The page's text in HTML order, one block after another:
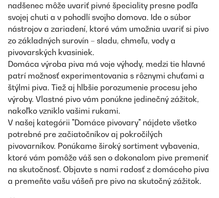
nadšenec môže uvariť pivné špeciality presne podľa
svojej chuti a v pohodlí svojho domova. Ide o súbor
nástrojov a zariadení, ktoré vám umožnia uvariť si pivo
zo základných surovín – sladu, chmeľu, vody a
pivovarských kvasiniek.
Domáca výroba piva má voje výhody, medzi tie hlavné
patrí možnosť experimentovania s rôznymi chuťami a
štýlmi piva. Tiež aj hlbšie porozumenie procesu jeho
výroby. Vlastné pivo vám ponúkne jedinečný zážitok,
nakoľko vzniklo vašimi rukami.
V našej kategórii "Domáce pivovary" nájdete všetko
potrebné pre začiatočníkov aj pokročilých
pivovarníkov. Ponúkame široký sortiment vybavenia,
ktoré vám pomôže váš sen o dokonalom pive premeniť
na skutočnosť. Objavte s nami radosť z domáceho piva
a premeňte vašu vášeň pre pivo na skutočný zážitok.